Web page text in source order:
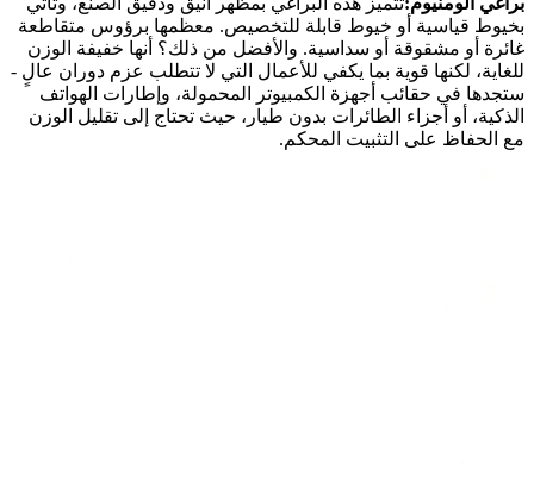
بخيوط قياسية أو خيوط قابلة للتخصيص. معظمها برؤوس متقاطعة
غائرة أو مشقوقة أو سداسية. والأفضل من ذلك؟ أنها خفيفة الوزن
للغاية، لكنها قوية بما يكفي للأعمال التي لا تتطلب عزم دوران عالٍ -
ستجدها في حقائب أجهزة الكمبيوتر المحمولة، وإطارات الهواتف
الذكية، أو أجزاء الطائرات بدون طيار، حيث تحتاج إلى تقليل الوزن
مع الحفاظ على التثبيت المحكم.